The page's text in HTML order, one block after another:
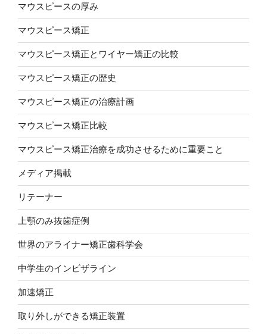
マウスピースの厚み
マウスピース矯正
マウスピース矯正とワイヤー矯正の比較
マウスピース矯正の歴史
マウスピース矯正の治療計画
マウスピース矯正比較
マウスピース矯正治療を成功させるために重要こと
メディア掲載
リテーナー
上顎のみ抜歯症例
世界のアライナー矯正歯科学会
中学生のインビザライン
加速矯正
取り外しができる矯正装置